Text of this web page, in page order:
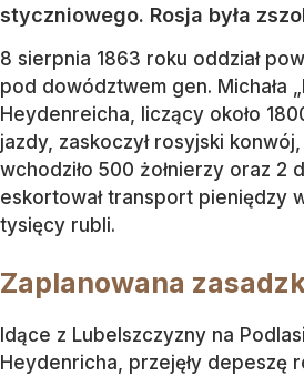
styczniowego. Rosja była
8 sierpnia 1863 roku oddział
pod dowództwem gen. Michała
Heydenreicha, liczący około
jazdy, zaskoczył rosyjski
wchodziło 500 żołnierzy oraz 2
eskortował transport pieniędzy
tysięcy rubli.
Zaplanowana
Idące z Lubelszczyzny na
Heydenricha, przejęły depeszę